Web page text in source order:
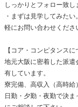
しっかりとフォロー致し
・まずは見学してみた
軽にお問い合わせくださ
【コア・コンピタンスに
地元大阪に密着した派
有しています。
寮完備、高収入（高時給
日勤・夕勤・夜勤で決